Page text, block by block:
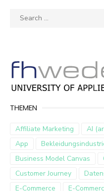
Search
THEMEN
Affiliate Marketing AI
App
Business Model Canvas
Customer Journey
E-Commerce
E-